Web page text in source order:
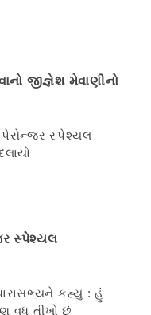
જીજ્ઞેશ મેવાણીનો
સ્પેશ્યલ